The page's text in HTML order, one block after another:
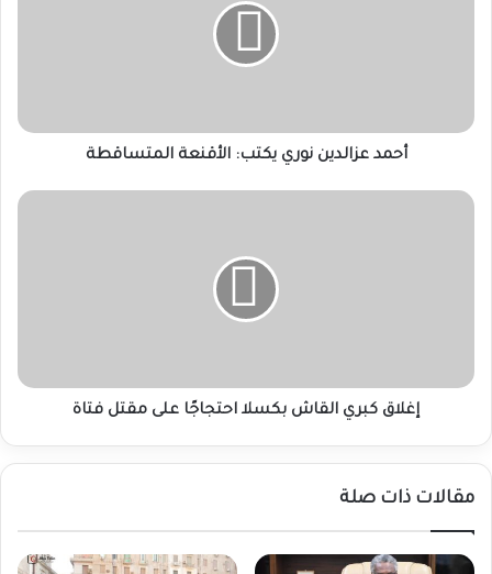
أحمد عزالدين نوري يكتب: الأقنعة المتساقطة
إغلاق
إغلاق كبري القاش بكسلا احتجاجًا على مقتل فتاة
مقالات ذات صلة